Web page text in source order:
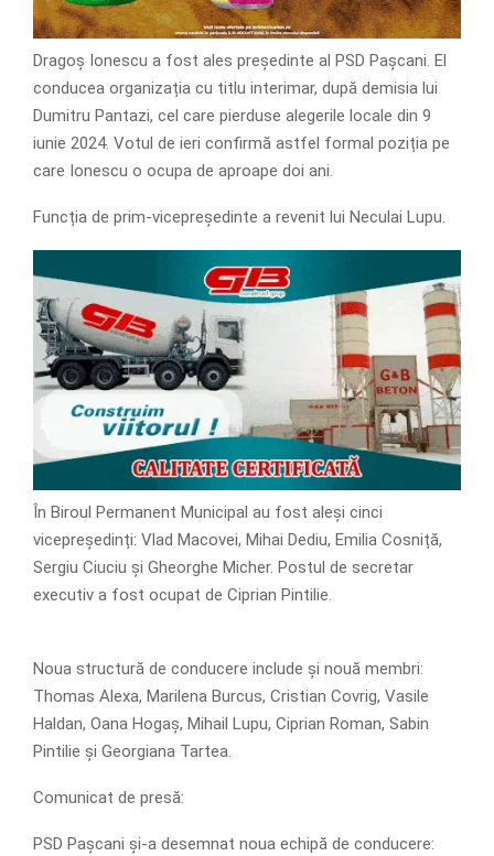
Dragoș Ionescu a fost ales președinte al PSD Pașcani. El
conducea organizația cu titlu interimar, după demisia lui
Dumitru Pantazi, cel care pierduse alegerile locale din 9
iunie 2024. Votul de ieri confirmă astfel formal poziția pe
care Ionescu o ocupa de aproape doi ani.
Funcția de prim-vicepreședinte a revenit lui Neculai Lupu.
În Biroul Permanent Municipal au fost aleși cinci
vicepreședinți: Vlad Macovei, Mihai Dediu, Emilia Cosniță,
Sergiu Ciuciu și Gheorghe Micher. Postul de secretar
executiv a fost ocupat de Ciprian Pintilie.
Noua structură de conducere include și nouă membri:
Thomas Alexa, Marilena Burcus, Cristian Covrig, Vasile
Haldan, Oana Hogaș, Mihail Lupu, Ciprian Roman, Sabin
Pintilie și Georgiana Tartea.
Comunicat de presă:
PSD Pașcani și-a desemnat noua echipă de conducere: